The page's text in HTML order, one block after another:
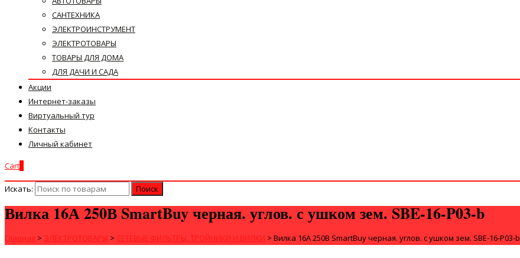
САНТЕХНИКА
ЭЛЕКТРОИНСТРУМЕНТ
ЭЛЕКТРОТОВАРЫ
ТОВАРЫ ДЛЯ ДОМА
ДЛЯ ДАЧИ И САДА
Акции
Интернет-заказы
Виртуальный тур
Контакты
Личный кабинет
Cart
Искать:
Вилка 16А 250В SmartBuy черная. углов. с ушком зем. SBE-16-P03-b
Главная > ЭЛЕКТРОТОВАРЫ > СЕТЕВЫЕ ФИЛЬТРЫ, ТРОЙНИКИ И ВИЛКИ > Вилка 16А 250В SmartBuy черная. углов. с ушком зем. SBE-16-P03-b